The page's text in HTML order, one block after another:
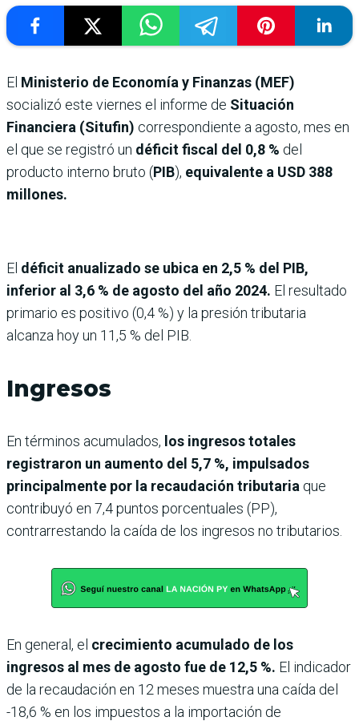
El Ministerio de Economía y Finanzas (MEF)
socializó este viernes el informe de Situación
Financiera (Situfin) correspondiente a agosto, mes en
el que se registró un déficit fiscal del 0,8 % del
producto interno bruto (PIB), equivalente a USD 388
millones.
El déficit anualizado se ubica en 2,5 % del PIB,
inferior al 3,6 % de agosto del año 2024. El resultado
primario es positivo (0,4 %) y la presión tributaria
alcanza hoy un 11,5 % del PIB.
Ingresos
En términos acumulados, los ingresos totales
registraron un aumento del 5,7 %, impulsados
principalmente por la recaudación tributaria que
contribuyó en 7,4 puntos porcentuales (PP),
contrarrestando la caída de los ingresos no tributarios.
En general, el crecimiento acumulado de los
ingresos al mes de agosto fue de 12,5 %. El indicador
de la recaudación en 12 meses muestra una caída del
-18,6 % en los impuestos a la importación de